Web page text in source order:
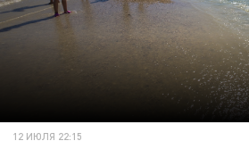
12 ИЮЛЯ 22:15